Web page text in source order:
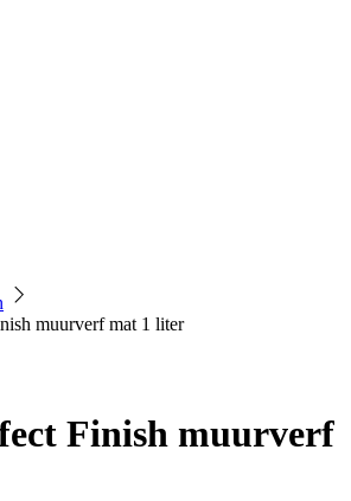
muurverf mat 1 liter
Finish muurverf